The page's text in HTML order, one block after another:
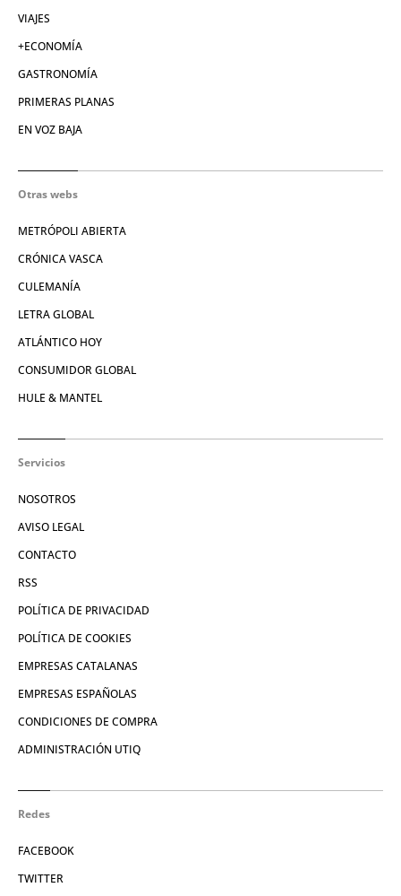
VIAJES
+ECONOMÍA
GASTRONOMÍA
PRIMERAS PLANAS
EN VOZ BAJA
Otras webs
METRÓPOLI ABIERTA
CRÓNICA VASCA
CULEMANÍA
LETRA GLOBAL
ATLÁNTICO HOY
CONSUMIDOR GLOBAL
HULE & MANTEL
Servicios
NOSOTROS
AVISO LEGAL
CONTACTO
RSS
POLÍTICA DE PRIVACIDAD
POLÍTICA DE COOKIES
EMPRESAS CATALANAS
EMPRESAS ESPAÑOLAS
CONDICIONES DE COMPRA
ADMINISTRACIÓN UTIQ
Redes
FACEBOOK
TWITTER